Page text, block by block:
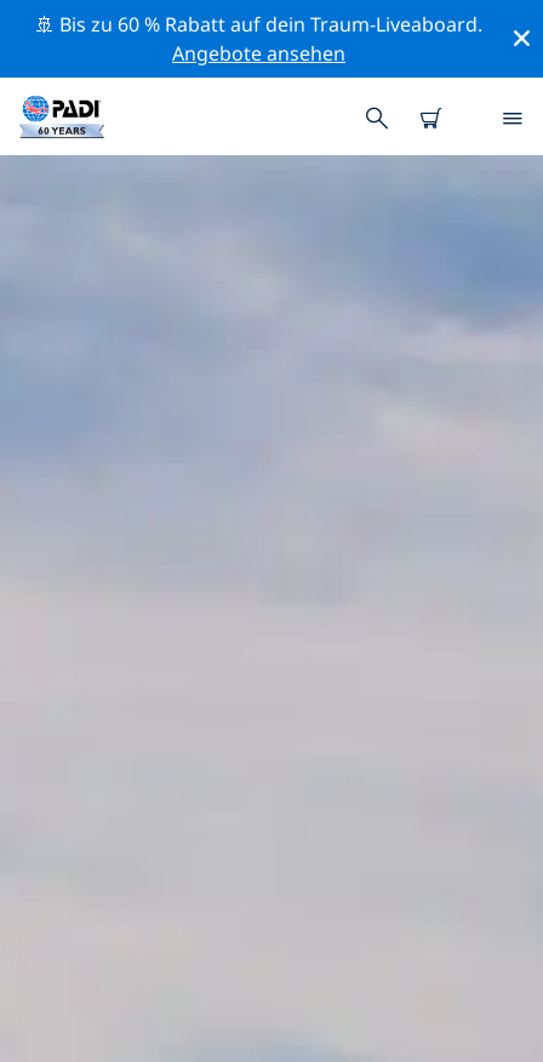
🚢 Bis zu 60 % Rabatt auf dein Traum-Liveaboard.
Angebote ansehen